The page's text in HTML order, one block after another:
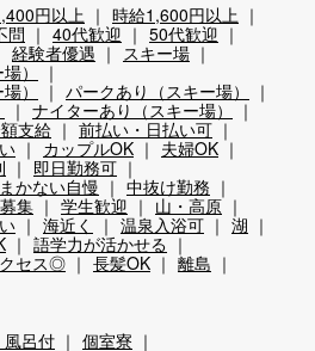
円以上
時給1,600円以上
問 40代歓迎
50代歓迎
経験者優遇
スキー場
）
）
パークあり（スキー場）
ナイターあり（スキー場）
支給
前払い・日払い可
カップルOK
夫婦OK
即日勤務可
まかない自慢
中抜け勤務
集 学生歓迎
山・高原
海近く 温泉入浴可
湖
語学力が活かせる
セス◎ 長髪OK
離島
呂付
個室寮